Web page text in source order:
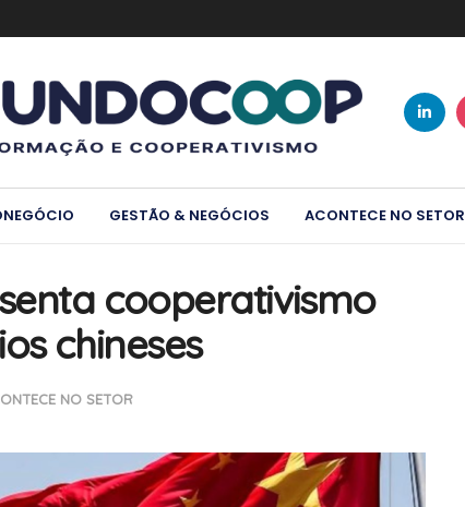
GESTÃO & NEGÓCIOS ACONTECE NO SETOR
cooperativismo
chineses
NO SETOR